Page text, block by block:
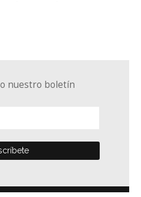
nuestro boletín